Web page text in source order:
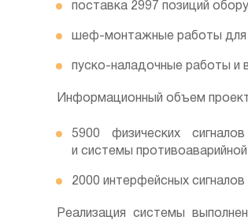
поставка 2997 позиций
шеф-монтажные работы для
пуско-наладочные работы
Информационный объем
5900 физических
и системы
2000 интерфейсных
Реализация системы